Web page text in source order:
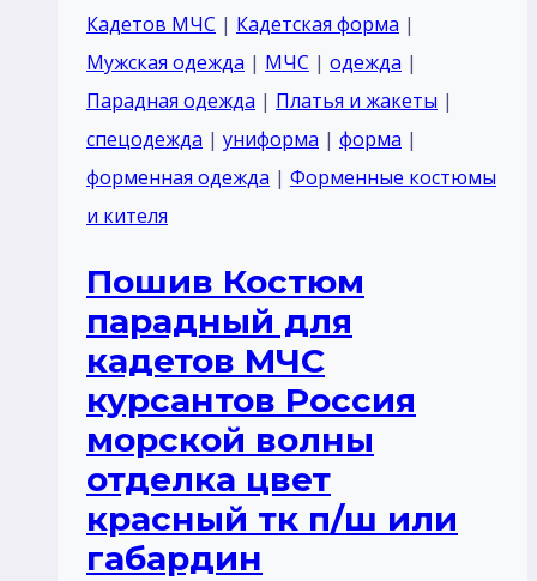
Кадетов МЧС | Кадетская форма |
Мужская одежда | МЧС | одежда |
Парадная одежда | Платья и жакеты |
спецодежда | униформа | форма |
форменная одежда | Форменные костюмы
и кителя
Пошив Костюм
парадный для
кадетов МЧС
курсантов Россия
морской волны
отделка цвет
красный тк п/ш или
габардин